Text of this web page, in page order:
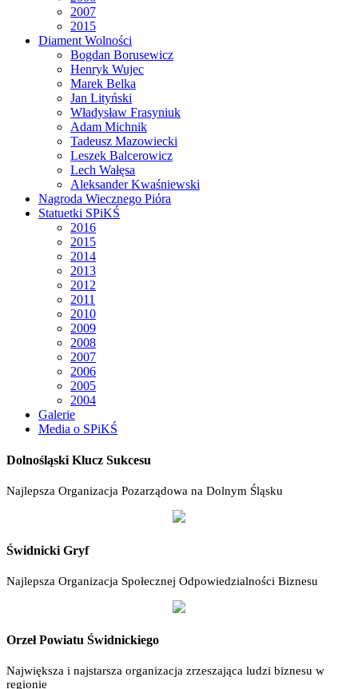
2007
2015
Diament Wolności
Bogdan Borusewicz
Henryk Wujec
Marek Belka
Jan Lityński
Władysław Frasyniuk
Adam Michnik
Tadeusz Mazowiecki
Leszek Balcerowicz
Lech Wałęsa
Aleksander Kwaśniewski
Nagroda Wiecznego Pióra
Statuetki SPiKŚ
2016
2015
2014
2013
2012
2011
2010
2009
2008
2007
2006
2005
2004
Galerie
Media o SPiKŚ
Dolnośląski Klucz Sukcesu
Najlepsza Organizacja Pozarządowa na Dolnym Śląsku
Świdnicki Gryf
Najlepsza Organizacja Społecznej Odpowiedzialności Biznesu
Orzeł Powiatu Świdnickiego
Największa i najstarsza organizacja zrzeszająca ludzi biznesu w
regionie